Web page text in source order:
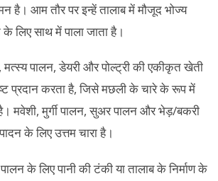
है। आम तौर पर इन्हें तालाब में मौजूद भोज्य
लिए साथ में पाला जाता है।
मत्स्य पालन, डेयरी और पोल्ट्री की एकीकृत खेती
प्रदान करता है, जिसे मछली के चारे के रूप में
मवेशी, मुर्गी पालन, सुअर पालन और भेड़/बकरी
के लिए उत्तम चारा है।
के लिए पानी की टंकी या तालाब के निर्माण के